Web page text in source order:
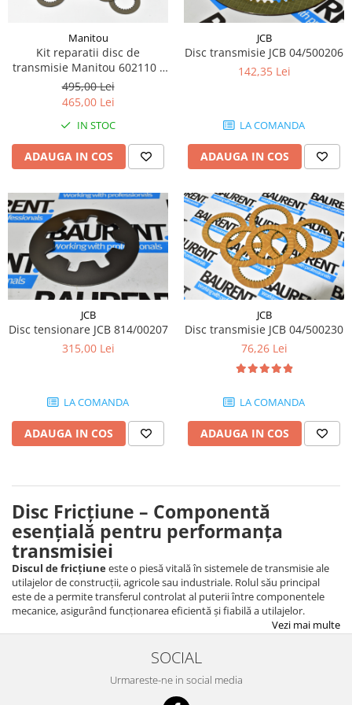
Punti - axe
Piese ambreiaj
Planetare
Angrenaje transmisie
Grupuri conice
Convertizoare
Cruce cardan
Disc frictiune
Roti
Roti teren accidentat
Roti non-marking
Piulite roata
Butuc roata
Janta
Roata transpaleta
Piese motor
Electromotoare
Pompa combustibil
Pompa de apa
Radiator apa
Bobina de pornire
Bobina de oprire
Bobina de acceleratie
Curea alternator - transmisie
Curea distributie
Esapament
Piese Fiat
Piese Snorkel
Piese John Deere
Piese Vapormatic
Piese utilaje Fendt
Piese Case IH
Piese Dana Spicer
Filtre Hifi
Piese Skyjack
Piese Bobcat
Piese Hyster
Piese Lombardini
Piese Multitel
Piese Dieci
Piese Massey Ferguson
Piese Steyr
Piese Landini
Piese New Holland
Piese Takeuchi
Manitou
Kit reparatii disc de
transmisie Manitou 602110 -
Dana Spicer 1120461103
495,00 Lei
465,00 Lei
IN STOC
ADAUGA IN COS
JCB
Disc transmisie JCB 04/500206
142,35 Lei
LA COMANDA
ADAUGA IN COS
JCB
Disc tensionare JCB 814/00207
315,00 Lei
LA COMANDA
ADAUGA IN COS
JCB
Disc transmisie JCB 04/500230
76,26 Lei
LA COMANDA
ADAUGA IN COS
Disc Fricțiune – Componentă
esențială pentru performanța
transmisiei
Discul de fricțiuneeste o piesă vitală în sistemele de transmisie ale
utilajelor de construcții, agricole sau industriale. Rolul său principal
este de a permite transferul controlat al puterii între componentele
mecanice, asigurând funcționarea eficientă și fiabilă a utilajelor.
Vezi mai multe
SOCIAL
Urmareste-ne in social media